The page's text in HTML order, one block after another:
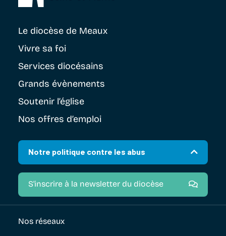
Le diocèse de Meaux
Vivre sa foi
Services diocésains
Grands évènements
Soutenir l’église
Nos offres d’emploi
Notre politique contre les abus
S'inscrire à la newsletter du diocèse
Nos réseaux